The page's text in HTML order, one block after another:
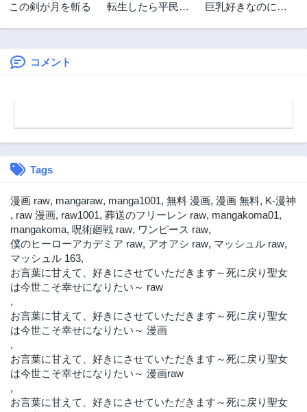
この剣が月を斬る
転生したら平民で
で貴族を目指しま
巨乳好きなのにBL
コメント
Tags
漫画 raw, mangaraw, manga1001, 無料 漫画, 漫画 無料, K-漫神
, raw 漫画, raw1001, 葬送のフリーレン raw, mangakoma01,
mangakoma, 呪術廻戦 raw, ワンピース raw,
僕のヒーローアカデミア raw, アオアシ raw, マッシュル raw,
マッシュル 163,
お言葉に甘えて、好きにさせていただきます～死に戻り聖女
は今世こそ幸せになりたい～ raw
,
お言葉に甘えて、好きにさせていただきます～死に戻り聖女
は今世こそ幸せになりたい～ 漫画
,
お言葉に甘えて、好きにさせていただきます～死に戻り聖女
は今世こそ幸せになりたい～ 漫画raw
,
お言葉に甘えて、好きにさせていただきます～死に戻り聖女